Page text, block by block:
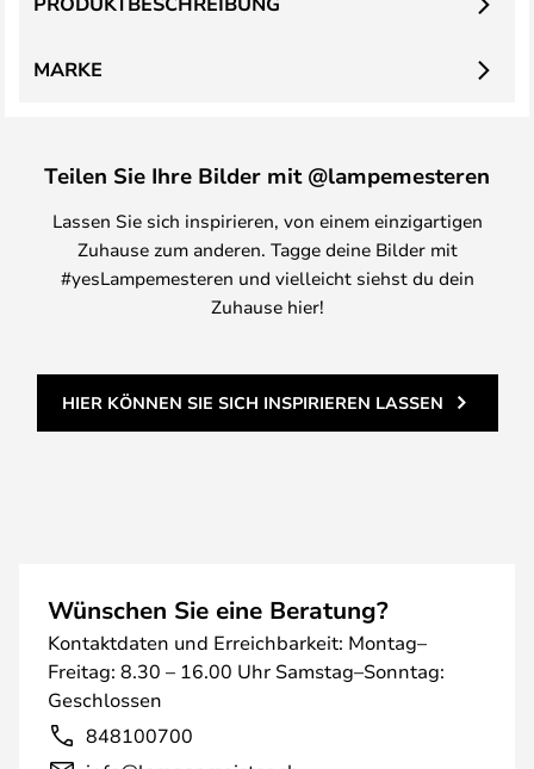
MARKE
Teilen Sie Ihre Bilder mit @lampemesteren
Lassen Sie sich inspirieren, von einem einzigartigen
Zuhause zum anderen. Tagge deine Bilder mit
#yesLampemesteren und vielleicht siehst du dein
Zuhause hier!
HIER KÖNNEN SIE SICH INSPIRIEREN LASSEN
Wünschen Sie eine Beratung?
Kontaktdaten und Erreichbarkeit: Montag–
Freitag: 8.30 – 16.00 Uhr Samstag–Sonntag:
Geschlossen
848100700